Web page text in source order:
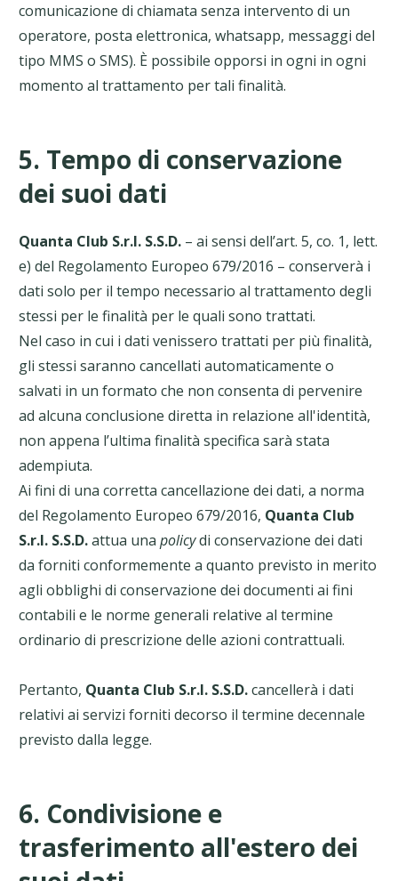
comunicazione di chiamata senza intervento di un
operatore, posta elettronica, whatsapp, messaggi del
tipo MMS o SMS). È possibile opporsi in ogni in ogni
momento al trattamento per tali finalità.
5. Tempo di conservazione
dei suoi dati
Quanta Club S.r.l. S.S.D. – ai sensi dell’art. 5, co. 1, lett.
e) del Regolamento Europeo 679/2016 – conserverà i
dati solo per il tempo necessario al trattamento degli
stessi per le finalità per le quali sono trattati.
Nel caso in cui i dati venissero trattati per più finalità,
gli stessi saranno cancellati automaticamente o
salvati in un formato che non consenta di pervenire
ad alcuna conclusione diretta in relazione all'identità,
non appena l’ultima finalità specifica sarà stata
adempiuta.
Ai fini di una corretta cancellazione dei dati, a norma
del Regolamento Europeo 679/2016, Quanta Club
S.r.l. S.S.D.attua una policydi conservazione dei dati
da forniti conformemente a quanto previsto in merito
agli obblighi di conservazione dei documenti ai fini
contabili e le norme generali relative al termine
ordinario di prescrizione delle azioni contrattuali.
Pertanto, Quanta Club S.r.l. S.S.D.cancellerà i dati
relativi ai servizi forniti decorso il termine decennale
previsto dalla legge.
6. Condivisione e
trasferimento all'estero dei